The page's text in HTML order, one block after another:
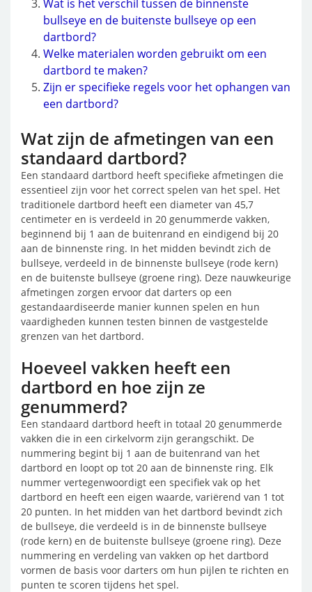
Wat is het verschil tussen de binnenste
bullseye en de buitenste bullseye op een
dartbord?
Welke materialen worden gebruikt om een
dartbord te maken?
Zijn er specifieke regels voor het ophangen van
een dartbord?
Wat zijn de afmetingen van een
standaard dartbord?
Een standaard dartbord heeft specifieke afmetingen die
essentieel zijn voor het correct spelen van het spel. Het
traditionele dartbord heeft een diameter van 45,7
centimeter en is verdeeld in 20 genummerde vakken,
beginnend bij 1 aan de buitenrand en eindigend bij 20
aan de binnenste ring. In het midden bevindt zich de
bullseye, verdeeld in de binnenste bullseye (rode kern)
en de buitenste bullseye (groene ring). Deze nauwkeurige
afmetingen zorgen ervoor dat darters op een
gestandaardiseerde manier kunnen spelen en hun
vaardigheden kunnen testen binnen de vastgestelde
grenzen van het dartbord.
Hoeveel vakken heeft een
dartbord en hoe zijn ze
genummerd?
Een standaard dartbord heeft in totaal 20 genummerde
vakken die in een cirkelvorm zijn gerangschikt. De
nummering begint bij 1 aan de buitenrand van het
dartbord en loopt op tot 20 aan de binnenste ring. Elk
nummer vertegenwoordigt een specifiek vak op het
dartbord en heeft een eigen waarde, variërend van 1 tot
20 punten. In het midden van het dartbord bevindt zich
de bullseye, die verdeeld is in de binnenste bullseye
(rode kern) en de buitenste bullseye (groene ring). Deze
nummering en verdeling van vakken op het dartbord
vormen de basis voor darters om hun pijlen te richten en
punten te scoren tijdens het spel.